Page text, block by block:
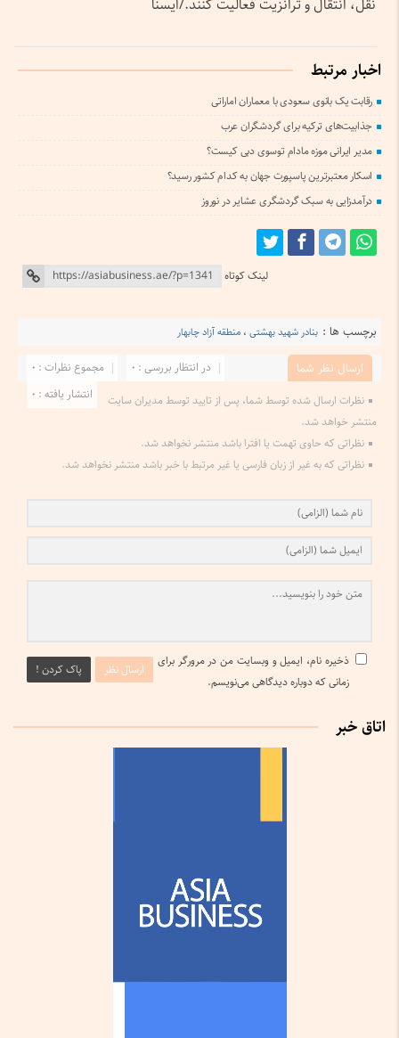
نقل، انتقال و ترانزیت فعالیت کنند./ایسنا
اخبار مرتبط
رقابت یک بانوی سعودی با معماران اماراتی
جذابیت‌های ترکیه برای گردشگران عرب
مدیر ایرانی موزه مادام توسوی دبی کیست؟
اسکار معتبرترین پاسپورت جهان به کدام کشور رسید؟
درآمدزایی به سبک گردشگری عشایر در نوروز
لینک کوتاه
برچسب ها : بنادر شهید بهشتی ، منطقه آزاد چابهار
ارسال نظر شما مجموع نظرات : 0
در انتظار بررسی : 0
انتشار یافته : 0
نظرات ارسال شده توسط شما، پس از تایید توسط مدیران سایت
منتشر خواهد شد.
نظراتی که حاوی تهمت یا افترا باشد منتشر نخواهد شد.
نظراتی که به غیر از زبان فارسی یا غیر مرتبط با خبر باشد منتشر نخواهد شد.
ارسال نظر پاک کردن !
ذخیره نام، ایمیل و وبسایت من در مرورگر برای
زمانی که دوباره دیدگاهی می‌نویسم.
اتاق خبر